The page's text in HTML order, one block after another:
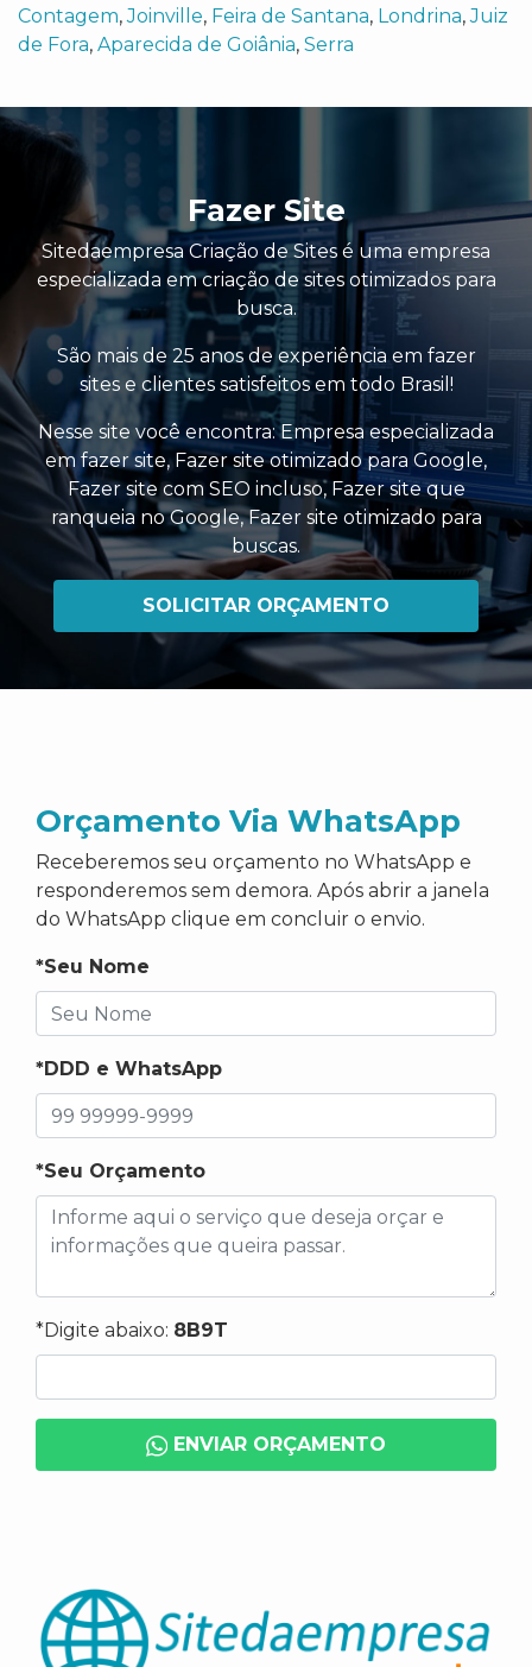
Contagem,Joinville, Feira de Santana, Londrina,Juiz
de Fora, Aparecida de Goiânia, Serra
Fazer Site
Sitedaempresa Criação de Sites é uma empresa
especializada em criação de sites otimizados para
busca.
São mais de 25 anos de experiência em fazer
sites e clientes satisfeitos em todo Brasil!
Nesse site você encontra:Empresa especializada
em fazer site,Fazer site otimizado para Google,
Fazer site com SEO incluso, Fazer site que
ranqueia no Google,Fazer site otimizado para
buscas.
SOLICITAR ORÇAMENTO
Orçamento Via WhatsApp
Receberemos seu orçamento no WhatsApp e
responderemos sem demora. Após abrir a janela
do WhatsApp clique em concluir o envio.
*Seu Nome
*DDD e WhatsApp
*Seu Orçamento
*Digite abaixo: 8B9T
ENVIAR ORÇAMENTO